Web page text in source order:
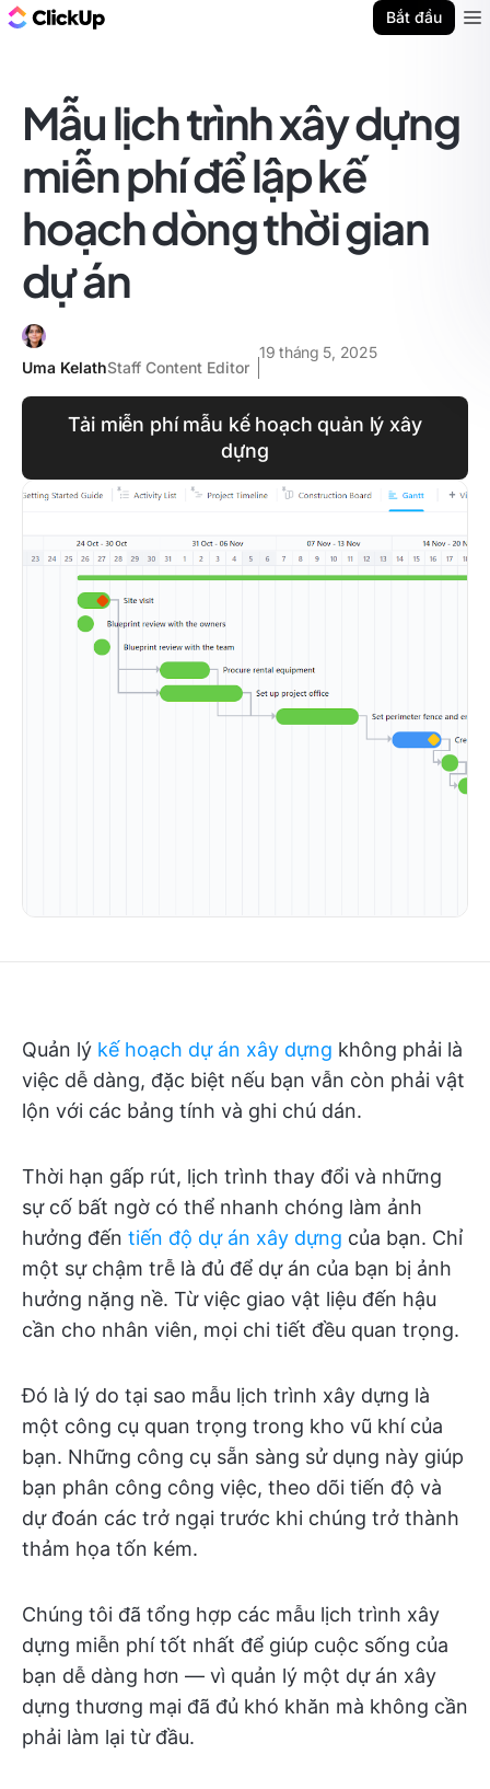
Bắt đầu
Mẫu lịch trình xây dựng
miễn phí để lập kế
hoạch dòng thời gian
dự án
Uma KelathStaff Content Editor
19 tháng 5, 2025
Tải miễn phí mẫu kế hoạch quản lý xây
dựng
Quản lý kế hoạch dự án xây dựng không phải là
việc dễ dàng, đặc biệt nếu bạn vẫn còn phải vật
lộn với các bảng tính và ghi chú dán.
Thời hạn gấp rút, lịch trình thay đổi và những
sự cố bất ngờ có thể nhanh chóng làm ảnh
hưởng đến tiến độ dự án xây dựng của bạn. Chỉ
một sự chậm trễ là đủ để dự án của bạn bị ảnh
hưởng nặng nề. Từ việc giao vật liệu đến hậu
cần cho nhân viên, mọi chi tiết đều quan trọng.
Đó là lý do tại sao mẫu lịch trình xây dựng là
một công cụ quan trọng trong kho vũ khí của
bạn. Những công cụ sẵn sàng sử dụng này giúp
bạn phân công công việc, theo dõi tiến độ và
dự đoán các trở ngại trước khi chúng trở thành
thảm họa tốn kém.
Chúng tôi đã tổng hợp các mẫu lịch trình xây
dựng miễn phí tốt nhất để giúp cuộc sống của
bạn dễ dàng hơn — vì quản lý một dự án xây
dựng thương mại đã đủ khó khăn mà không cần
phải làm lại từ đầu.